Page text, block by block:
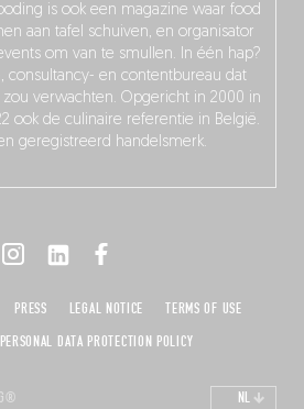
is ook een magazine waar food
aan tafel schuiven, en organisator
om van te smullen. In één hap?
consultancy- en contentbureau dat
verwachten. Opgericht in 2000 in
ook de culinaire referentie in België.
geregistreerd handelsmerk.
PRESS LEGAL NOTICE
TERMS OF USE
PERSONAL DATA PROTECTION POLICY
NL